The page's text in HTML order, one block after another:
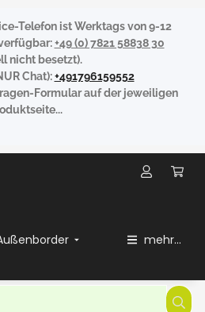
Telefon ist Werktags von 9-12
+49 (0) 7821 58838 30
nicht besetzt).
Chat):+491796159552
Formular auf der jeweiligen
mehr...